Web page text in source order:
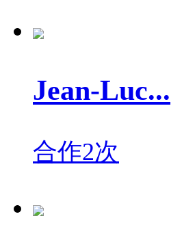
Jean-Luc...
合作2次